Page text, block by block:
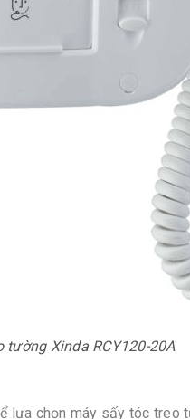
tường Xinda RCY120-20A
lựa chọn máy sấy tóc treo